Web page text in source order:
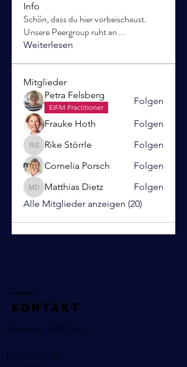
Info
Schön, dass du hier vorbeischaust.
Unsere Peergroup ruht an ...
Weiterlesen
Mitglieder
Petra Felsberg
EIFM Practitioner
Folgen
Frauke Hoth Folgen
Rike Störrle
Rike Störrle
Folgen
Cornelia Porsch
Folgen
Matthias Dietz
Matthias Dietz
Folgen
Alle Mitglieder anzeigen (20)
KOntakt
Mediation DACH e.V.
Holzdamm 41